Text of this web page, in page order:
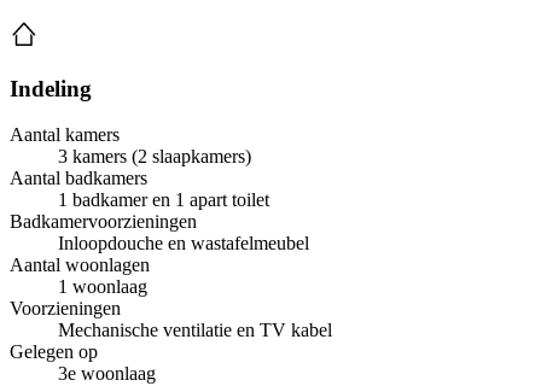
Indeling
Aantal kamers
3 kamers (2 slaapkamers)
Aantal badkamers
1 badkamer en 1 apart toilet
Badkamervoorzieningen
Inloopdouche en wastafelmeubel
Aantal woonlagen
1 woonlaag
Voorzieningen
Mechanische ventilatie en TV kabel
Gelegen op
3e woonlaag